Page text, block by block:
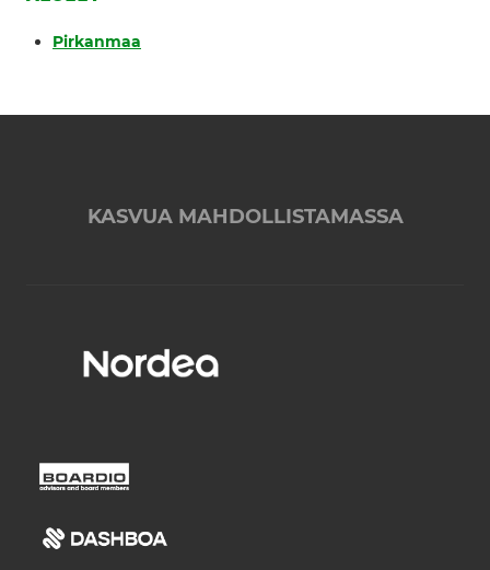
Pirkanmaa
KASVUA MAHDOLLISTAMASSA